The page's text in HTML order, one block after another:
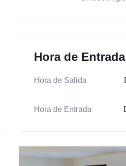
Hora de
Hora de Salida
Hora de Entrada